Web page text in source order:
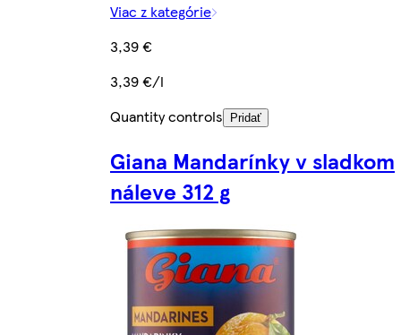
Viac z kategórie
3,39 €
3,39 €/l
Quantity controls
Pridať
Giana Mandarínky v sladkom
náleve 312 g